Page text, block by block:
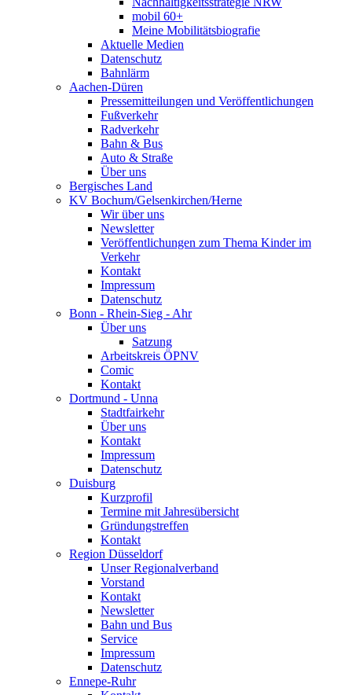
mobil 60+
Meine Mobilitätsbiografie
Aktuelle Medien
Datenschutz
Bahnlärm
Aachen-Düren
Pressemitteilungen und Veröffentlichungen
Fußverkehr
Radverkehr
Bahn & Bus
Auto & Straße
Über uns
Bergisches Land
KV Bochum/Gelsenkirchen/Herne
Wir über uns
Newsletter
Veröffentlichungen zum Thema Kinder im
Verkehr
Kontakt
Impressum
Datenschutz
Bonn - Rhein-Sieg - Ahr
Über uns
Satzung
Arbeitskreis ÖPNV
Comic
Kontakt
Dortmund - Unna
Stadtfairkehr
Über uns
Kontakt
Impressum
Datenschutz
Duisburg
Kurzprofil
Termine mit Jahresübersicht
Gründungstreffen
Kontakt
Region Düsseldorf
Unser Regionalverband
Vorstand
Kontakt
Newsletter
Bahn und Bus
Service
Impressum
Datenschutz
Ennepe-Ruhr